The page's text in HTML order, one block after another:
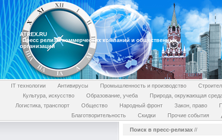
ATREX.RU
Пресс релизы коммерческих компаний и общественных
организаций
IT технологии Антивирусы Промышленность и производство
Культура, искусство
Образование, учеба
Природа, окружающая
Логистика, транспорт
Общество Народный фронт Закон, право
Благотворительность
Скидки Прочие события
Поиск в пресс-релизах //